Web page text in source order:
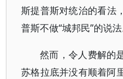
斯提普斯对统治的看法
普斯不做“城邦民”的说法
然而，令人费解的
苏格拉底并没有顺着阿